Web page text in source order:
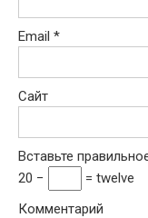
Email *
Сайт
Вставьте
20 −
= twelve
Комментарий